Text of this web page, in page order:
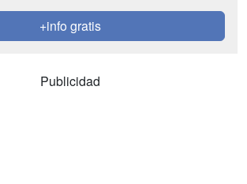
+info gratis
Publicidad